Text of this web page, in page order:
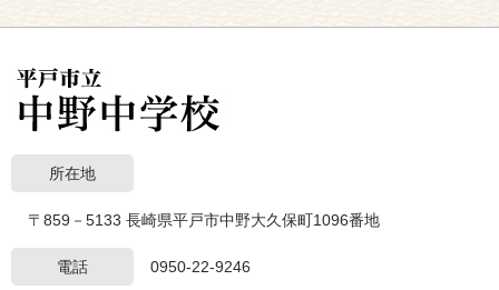
所在地
〒859－5133 長崎県平戸市中野大久保町1096番地
電話 0950-22-9246